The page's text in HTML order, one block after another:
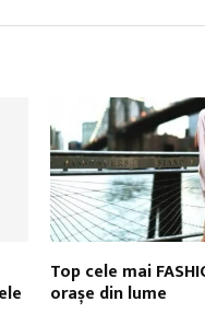
Top cele mai
orașe din lume